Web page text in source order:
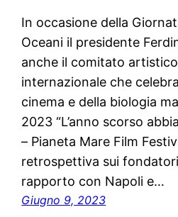
In occasione della
Oceani il presidente
anche il comitato artistico
internazionale che
cinema e della biologia
2023 “L’anno scorso
– Pianeta Mare Film
retrospettiva sui
rapporto con Napoli e…
Giugno 9, 2023